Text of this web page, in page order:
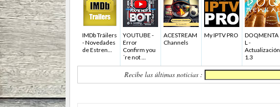
IMDb Tráilers
- Novedades
de Estren...
YOUTUBE -
Error
Confirm you
´re not ...
ACESTREAM
Channels
My IPTV PRO
DOQMENTA
L -
Actualización
1.3
Recibe las últimas noticias :